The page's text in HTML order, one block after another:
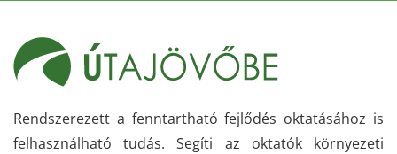
Rendszerezett a fenntartható fejlődés oktatásához is
felhasználható tudás. Segíti az oktatók környezeti